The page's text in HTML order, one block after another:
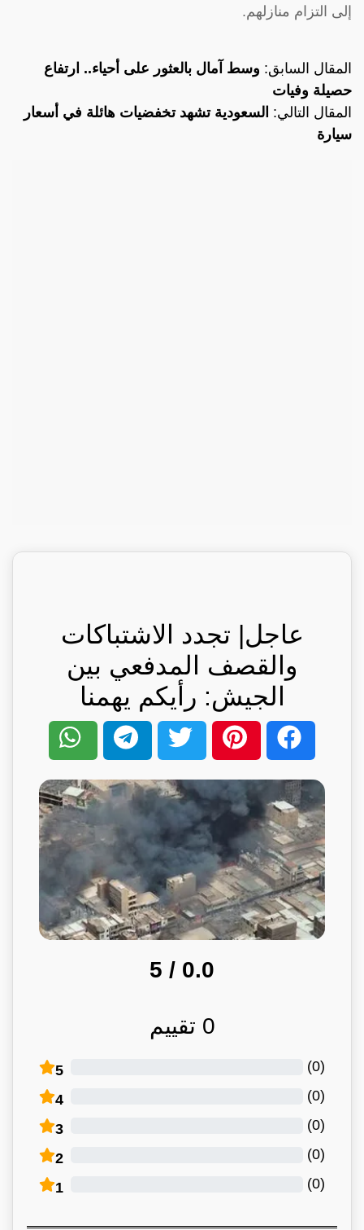
إلى التزام منازلهم.
المقال السابق: وسط آمال بالعثور على أحياء.. ارتفاع
حصيلة وفيات
المقال التالي: السعودية تشهد تخفضيات هائلة في أسعار
سيارة
عاجل| تجدد الاشتباكات
والقصف المدفعي بين
الجيش: رأيكم يهمنا
0.0
/ 5
0 تقييم
5 (
0
)
4 (
0
)
3 (
0
)
2 (
0
)
1 (
0
)